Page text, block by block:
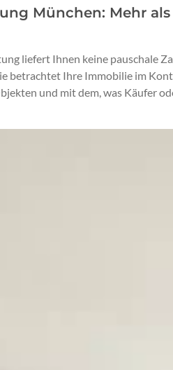
München: Mehr
liefert Ihnen keine pauschale
betrachtet Ihre Immobilie im
und mit dem, was Käufer